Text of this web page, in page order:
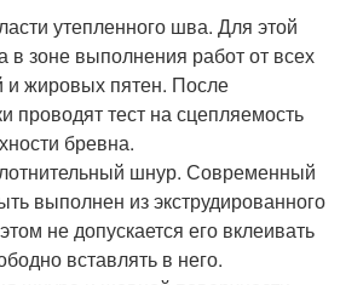
утепленного шва. Для этой
в зоне выполнения работ от всех
и жировых пятен. После
проводят тест на сцепляемость
бревна.
шнур. Современный
выполнен из экструдированного
не допускается его вклеивать
вставлять в него.